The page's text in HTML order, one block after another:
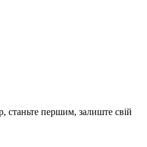
станьте першим, залиште свій